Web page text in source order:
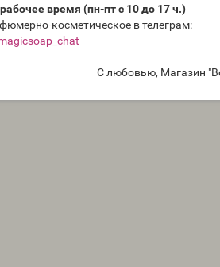
время (пн-пт с 10 до 17 ч.)
косметическое в телеграм:
С любовью, Магазин